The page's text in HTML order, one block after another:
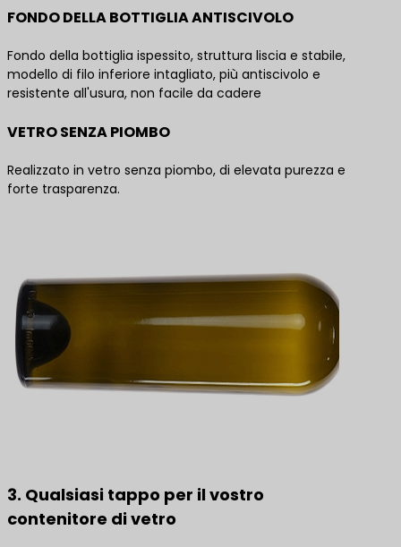
FONDO DELLA BOTTIGLIA ANTISCIVOLO
Fondo della bottiglia ispessito, struttura liscia e stabile,
modello di filo inferiore intagliato, più antiscivolo e
resistente all'usura, non facile da cadere
VETRO SENZA PIOMBO
Realizzato in vetro senza piombo, di elevata purezza e
forte trasparenza.
3. Qualsiasi tappo per il vostro
contenitore di vetro